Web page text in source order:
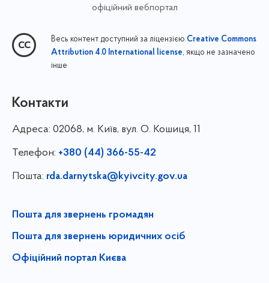
офіційний вебпортал
Весь контент доступний за ліцензією Creative Commons
Attribution 4.0 International license, якщо не зазначено
інше
Контакти
Адреса: 02068, м. Київ, вул. О. Кошиця, 11
Телефон: +380 (44) 366-55-42
Пошта: rda.darnytska@kyivcity.gov.ua
Пошта для звернень громадян
Пошта для звернень юридичних осіб
Офіційний портал Києва